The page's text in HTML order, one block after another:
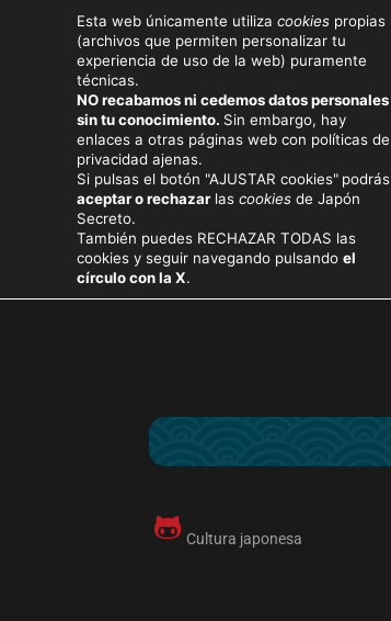
LUGARES
Cultura japonesa
Esta web únicamente utiliza cookies propias
(archivos que permiten personalizar tu
experiencia de uso de la web) puramente
técnicas.
NO recabamos ni cedemos datos personales
sin tu conocimiento. Sin embargo, hay
enlaces a otras páginas web con políticas de
privacidad ajenas.
Si pulsas el botón "AJUSTAR cookies" podrás
aceptar o rechazarlas cookies de Japón
Secreto.
También puedes RECHAZAR TODAS las
cookies y seguir navegando pulsando el
círculo con la X.